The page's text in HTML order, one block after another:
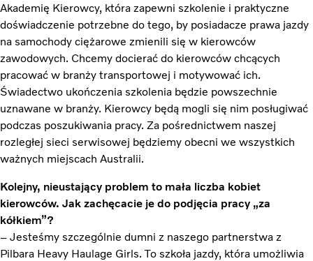
Akademię Kierowcy, która zapewni szkolenie i praktyczne
doświadczenie potrzebne do tego, by posiadacze prawa jazdy
na samochody ciężarowe zmienili się w kierowców
zawodowych. Chcemy docierać do kierowców chcących
pracować w branży transportowej i motywować ich.
Świadectwo ukończenia szkolenia będzie powszechnie
uznawane w branży. Kierowcy będą mogli się nim posługiwać
podczas poszukiwania pracy. Za pośrednictwem naszej
rozległej sieci serwisowej będziemy obecni we wszystkich
ważnych miejscach Australii.
Kolejny, nieustający problem to mała liczba kobiet
kierowców. Jak zachęcacie je do podjęcia pracy „za
kółkiem”?
– Jesteśmy szczególnie dumni z naszego partnerstwa z
Pilbara Heavy Haulage Girls. To szkoła jazdy, która umożliwia